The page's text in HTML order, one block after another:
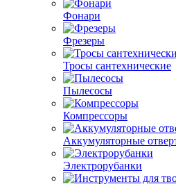
Фонари
Фрезеры
Тросы сантехнические
Пылесосы
Компрессоры
Аккумуляторные
Электрорубанки